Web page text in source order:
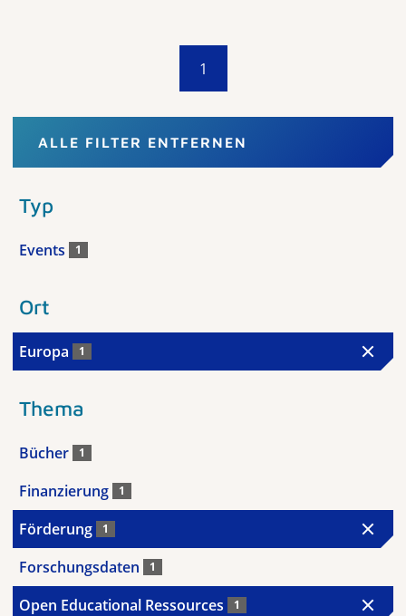
1
ALLE FILTER ENTFERNEN
Typ
Events 1
Ort
Europa 1
Thema
Bücher 1
Finanzierung 1
Förderung 1
Forschungsdaten 1
Open Educational Ressources 1